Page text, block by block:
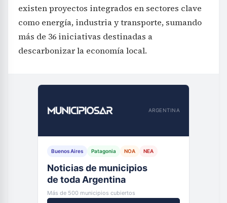
existen proyectos integrados en sectores clave
como energía, industria y transporte, sumando
más de 36 iniciativas destinadas a
descarbonizar la economía local.
ARGENTINA
Buenos Aires Patagonia NOA NEA
Noticias de municipios
de toda Argentina
Más de 500 municipios cubiertos